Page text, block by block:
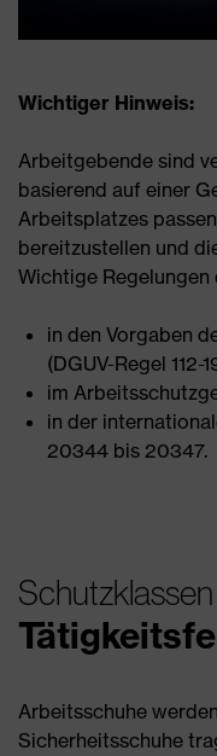
Wichtiger Hinweis:
Arbeitgebende sind
basierend auf einer
Arbeitsplatzes
bereitzustellen und
Wichtige Regelungen
in den Vorgaben
(DGUV-Regel 112-
im
in der
20344 bis 20347.
Arbeitsschuhe
Sicherheitsschuhe